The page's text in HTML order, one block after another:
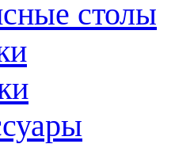
столы